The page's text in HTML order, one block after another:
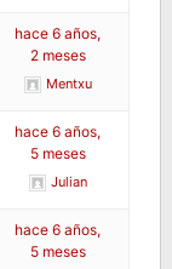
hace 6 años,
2 meses
Mentxu
hace 6 años,
5 meses
Julian
hace 6 años,
5 meses